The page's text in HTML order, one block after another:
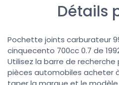
Détails
Pochette joints carburateur
cinquecento 700cc 0.7 de
Utilisez la barre de
pièces automobiles acheter